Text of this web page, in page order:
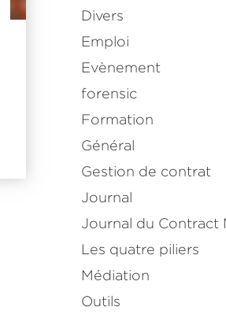
Divers
Emploi
Evènement
forensic
Formation
Général
Gestion de contrat
Journal
Journal du Contract
Les quatre piliers
Médiation
Outils